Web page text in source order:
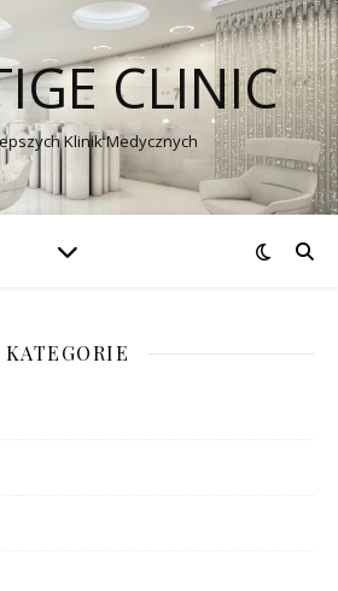
CLINIC
Klinik Medycznych
KATEGORIE